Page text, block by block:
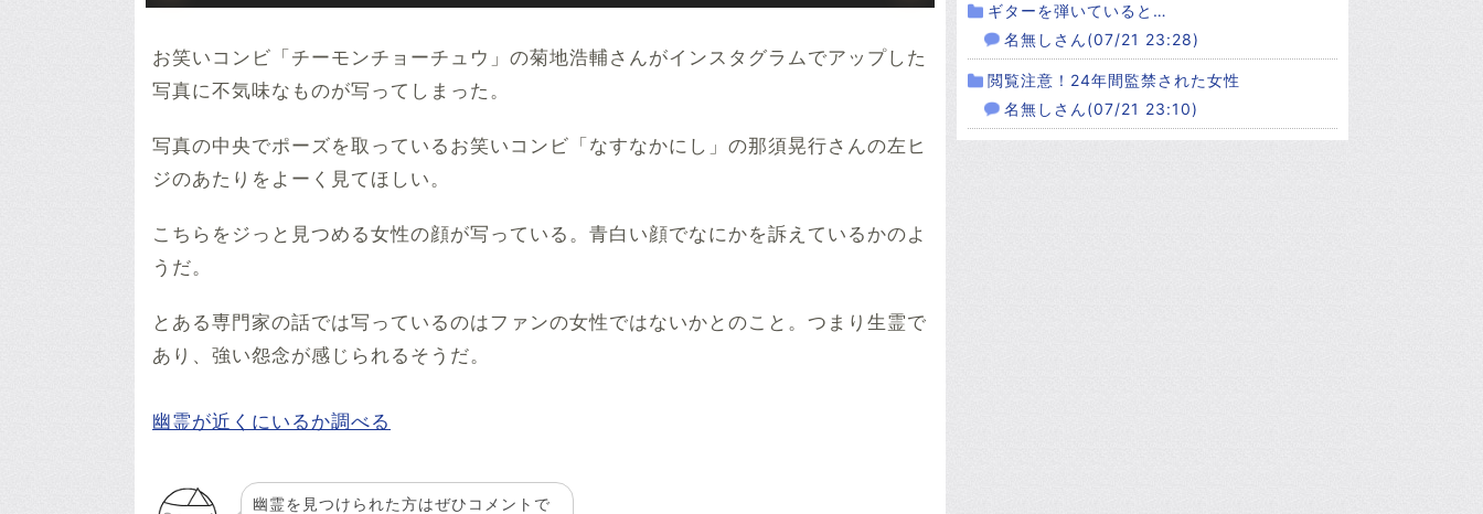
お笑いコンビ「チーモンチョーチュウ」の菊地浩輔さんがインスタグラムでアップした
写真に不気味なものが写ってしまった。
写真の中央でポーズを取っているお笑いコンビ「なすなかにし」の那須晃行さんの左ヒ
ジのあたりをよーく見てほしい。
こちらをジっと見つめる女性の顔が写っている。青白い顔でなにかを訴えているかのよ
うだ。
とある専門家の話では写っているのはファンの女性ではないかとのこと。つまり生霊で
あり、強い怨念が感じられるそうだ。
幽霊が近くにいるか調べる
幽霊を見つけられた方はぜひコメントで
ギターを弾いていると…
名無しさん(07/21 23:28)
閲覧注意！24年間監禁された女性
名無しさん(07/21 23:10)